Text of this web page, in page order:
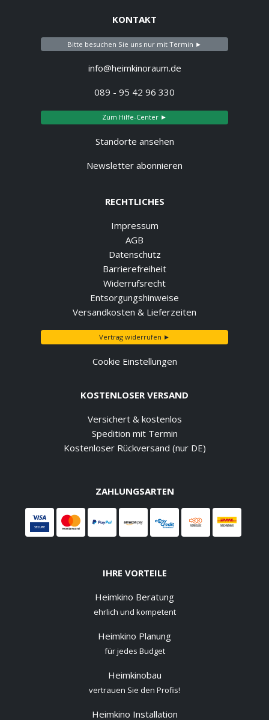
KONTAKT
Bitte besuchen Sie uns nur mit Termin ►
info@heimkinoraum.de
089 - 95 42 96 330
Zum Hilfe-Center ►
Standorte ansehen
Newsletter abonnieren
RECHTLICHES
Impressum
AGB
Datenschutz
Barrierefreiheit
Widerrufsrecht
Entsorgungshinweise
Versandkosten & Lieferzeiten
Vertrag widerrufen ►
Cookie Einstellungen
KOSTENLOSER VERSAND
Versichert & kostenlos
Spedition mit Termin
Kostenloser Rückversand (nur DE)
ZAHLUNGSARTEN
IHRE VORTEILE
Heimkino Beratung
ehrlich und kompetent
Heimkino Planung
für jedes Budget
Heimkinobau
vertrauen Sie den Profis!
Heimkino Installation